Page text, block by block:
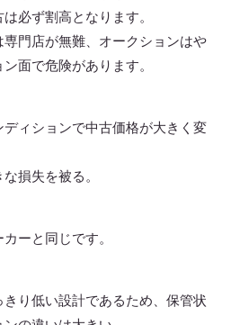
必ず割高となります。
門店が無難、オークションはや
面で危険があります。
ィションで中古価格が大きく変
損失を被る。
ーと同じです。
り低い設計であるため、保管状